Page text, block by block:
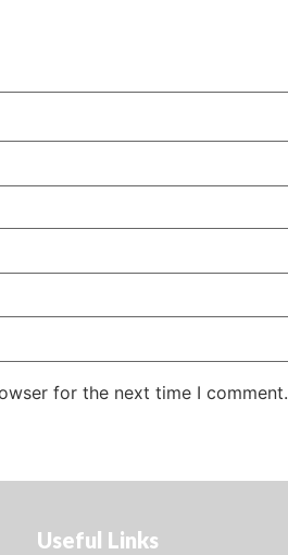
for the next time I comment.
Useful Links